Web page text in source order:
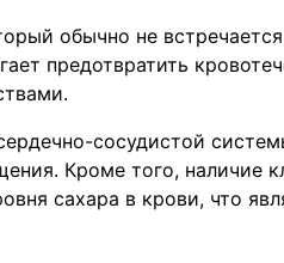
обычно не
предотвратить
сосудистой
Кроме того, наличие
сахара в крови, что